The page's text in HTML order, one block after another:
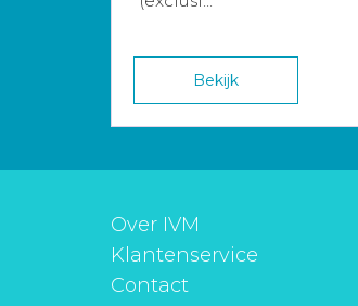
Bekijk
Over IVM
Klantenservice
Contact